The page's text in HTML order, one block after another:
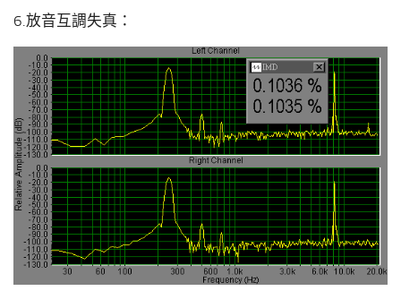
6.放音互調失真：